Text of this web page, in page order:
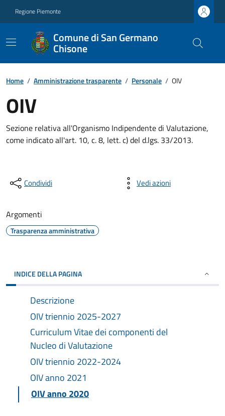
Regione Piemonte
Comune di San Germano
Chisone
Home / Amministrazione trasparente / Personale / OIV
OIV
Sezione relativa all'Organismo Indipendente di Valutazione,
come indicato all'art. 10, c. 8, lett. c) del d.lgs. 33/2013.
Condividi Vedi azioni
Argomenti
Trasparenza amministrativa
INDICE DELLA PAGINA
Descrizione
OIV triennio 2025-2027
Curriculum Vitae dei componenti del
Nucleo di Valutazione
OIV triennio 2022-2024
OIV anno 2021
OIV anno 2020